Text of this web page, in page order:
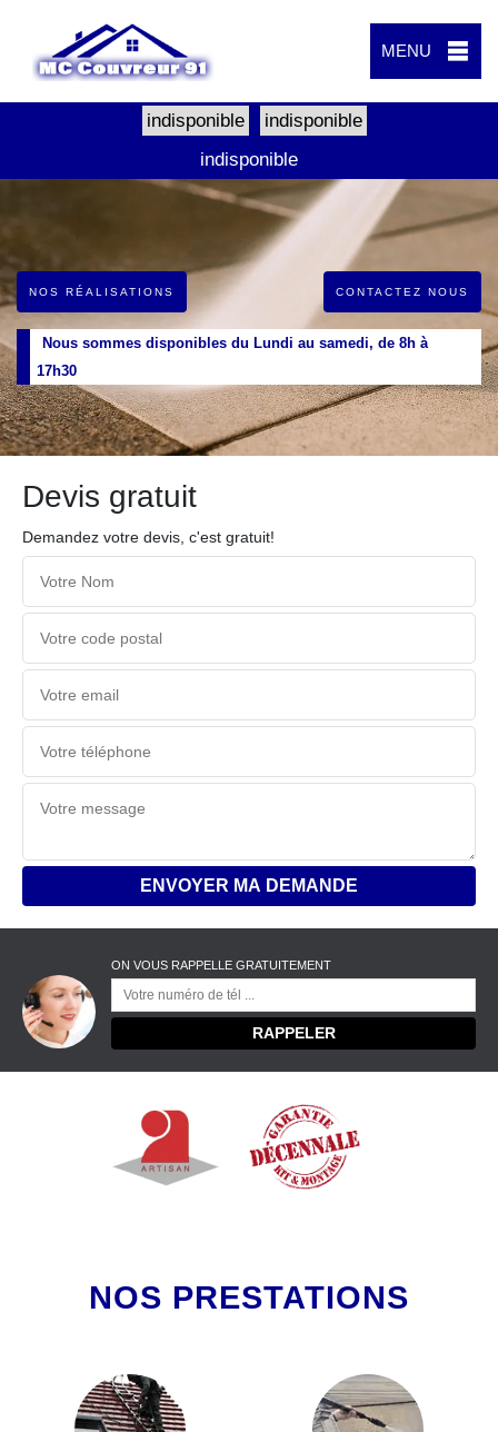
MENU
indisponible
indisponible
indisponible
NOS RÉALISATIONS CONTACTEZ NOUS
Nous sommes disponibles du Lundi au samedi, de 8h à
17h30
Devis gratuit
Demandez votre devis, c'est gratuit!
ON VOUS RAPPELLE GRATUITEMENT
NOS PRESTATIONS